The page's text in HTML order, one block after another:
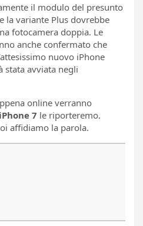
il modulo del presunto
la variante Plus dovrebbe
fotocamera doppia. Le
anche confermato che
nuovo iPhone
stata avviata negli
online verranno
iPhone 7 le riporteremo.
affidiamo la parola.